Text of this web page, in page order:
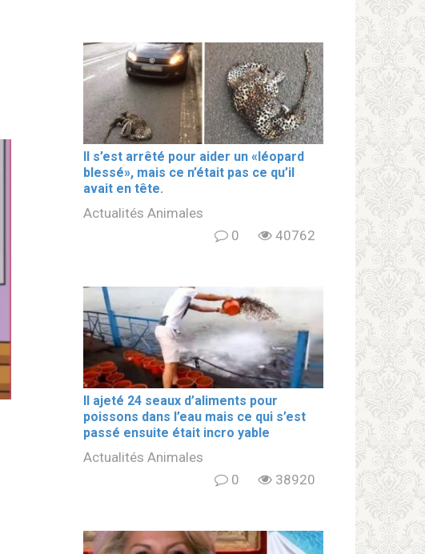
Il s’est arrêté pour aider un «léopard
blеssé», mais ce n’était pas ce qu’il
avait en tête.
Actualités Animales
0
40762
Il ajeté 24 seaux d’aliments pour
poissons dans l’eau mais ce qui s’est
passé ensuite était incro yable
Actualités Animales
0
38920